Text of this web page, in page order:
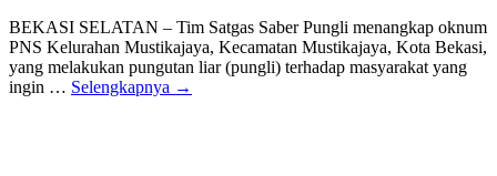
BEKASI SELATAN – Tim Satgas Saber Pungli menangkap oknum
PNS Kelurahan Mustikajaya, Kecamatan Mustikajaya, Kota Bekasi,
yang melakukan pungutan liar (pungli) terhadap masyarakat yang
ingin … Selengkapnya →